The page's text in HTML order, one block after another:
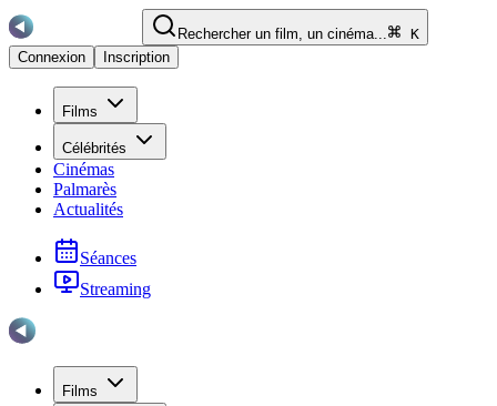
Rechercher un film, un cinéma...
K
Connexion
Inscription
Films
Célébrités
Cinémas
Palmarès
Actualités
Séances
Streaming
Films